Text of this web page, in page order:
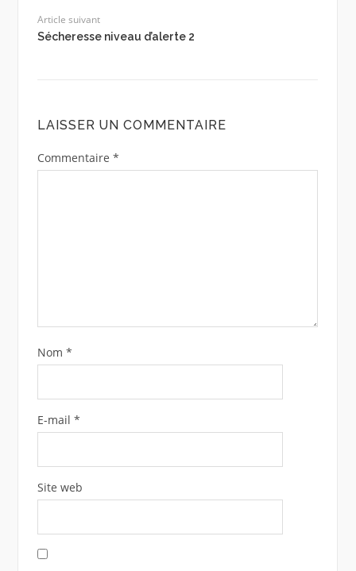
Article suivant
Sécheresse niveau d’alerte 2
LAISSER UN COMMENTAIRE
Commentaire *
Nom *
E-mail *
Site web